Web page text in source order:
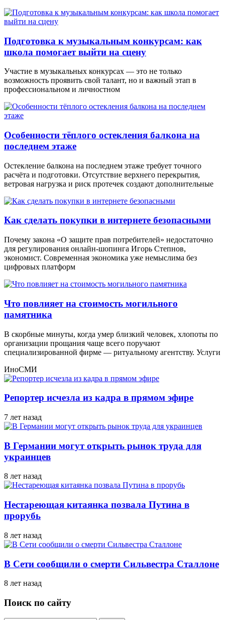
Подготовка к музыкальным конкурсам: как
школа помогает выйти на сцену
Участие в музыкальных конкурсах — это не только
возможность проявить свой талант, но и важный этап в
профессиональном и личностном
Особенности тёплого остекления балкона на
последнем этаже
Остекление балкона на последнем этаже требует точного
расчёта и подготовки. Отсутствие верхнего перекрытия,
ветровая нагрузка и риск протечек создают дополнительные
Как сделать покупки в интернете безопасными
Почему закона «О защите прав потребителей» недостаточно
для регулирования онлайн-шопинга Игорь Степнов,
экономист. Современная экономика уже немыслима без
цифровых платформ
Что повлияет на стоимость могильного
памятника
В скорбные минуты, когда умер близкий человек, хлопоты по
организации прощания чаще всего поручают
специализированной фирме — ритуальному агентству. Услуги
ИноСМИ
Репортер исчезла из кадра в прямом эфире
7 лет назад
В Германии могут открыть рынок труда для
украинцев
8 лет назад
Нестареющая китаянка позвала Путина в
прорубь
8 лет назад
В Сети сообщили о смерти Сильвестра Сталлоне
8 лет назад
Поиск по сайту